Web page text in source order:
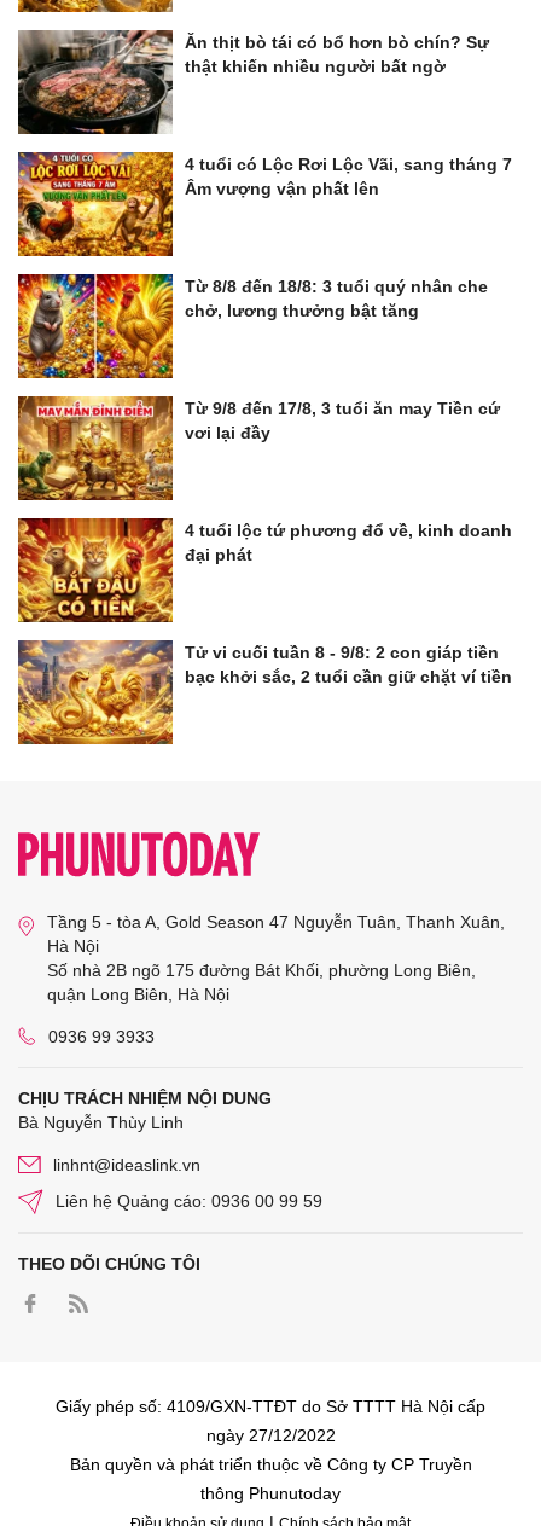
Ăn thịt bò tái có bổ hơn bò chín? Sự
thật khiến nhiều người bất ngờ
4 tuổi có Lộc Rơi Lộc Vãi, sang tháng 7
Âm vượng vận phất lên
Từ 8/8 đến 18/8: 3 tuổi quý nhân che
chở, lương thưởng bật tăng
Từ 9/8 đến 17/8, 3 tuổi ăn may Tiền cứ
vơi lại đầy
4 tuổi lộc tứ phương đổ về, kinh doanh
đại phát
Tử vi cuối tuần 8 - 9/8: 2 con giáp tiền
bạc khởi sắc, 2 tuổi cần giữ chặt ví tiền
Tầng 5 - tòa A, Gold Season 47 Nguyễn Tuân, Thanh Xuân,
Hà Nội
Số nhà 2B ngõ 175 đường Bát Khối, phường Long Biên,
quận Long Biên, Hà Nội
0936 99 3933
CHỊU TRÁCH NHIỆM NỘI DUNG
Bà Nguyễn Thùy Linh
linhnt@ideaslink.vn
Liên hệ Quảng cáo: 0936 00 99 59
THEO DÕI CHÚNG TÔI
Giấy phép số: 4109/GXN-TTĐT do Sở TTTT Hà Nội cấp
ngày 27/12/2022
Bản quyền và phát triển thuộc về Công ty CP Truyền
thông Phunutoday
|